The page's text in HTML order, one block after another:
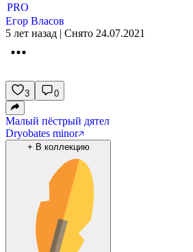
PRO
Егор Власов
5 лет назад | Снято 24.07.2021
3 0
Малый пёстрый дятел
Dryobates minor
+ В коллекцию